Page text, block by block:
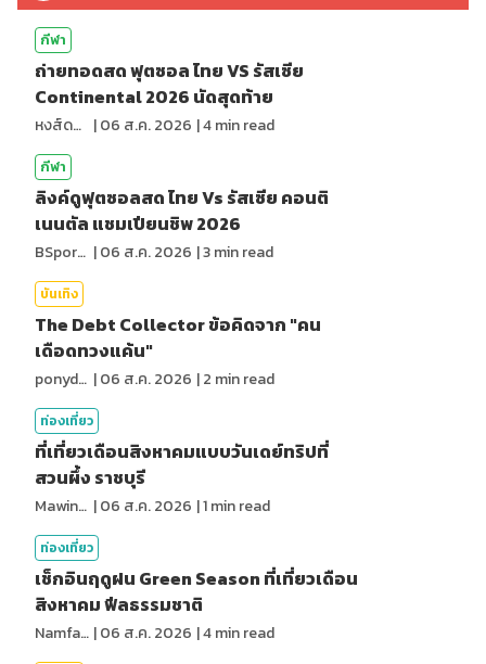
กีฬา
ถ่ายทอดสด ฟุตซอล ไทย VS รัสเซีย
Continental 2026 นัดสุดท้าย
หงส์ดรุณ |06 ส.ค. 2026 |4min read
กีฬา
ลิงค์ดูฟุตซอลสด ไทย Vs รัสเซีย คอนติ
เนนตัล แชมเปียนชิพ 2026
BSports8 |06 ส.ค. 2026 |3min read
บันเทิง
The Debt Collector ข้อคิดจาก "คน
เดือดทวงแค้น"
ponydiary |06 ส.ค. 2026 |2 min read
ท่องเที่ยว
ที่เที่ยวเดือนสิงหาคมแบบวันเดย์ทริปที่
สวนผึ้ง ราชบุรี
MawinMatravel |06 ส.ค. 2026 |1min read
ท่องเที่ยว
เช็กอินฤดูฝน Green Season ที่เที่ยวเดือน
สิงหาคม ฟีลธรรมชาติ
NamfahPhupha |06 ส.ค. 2026 |4min read